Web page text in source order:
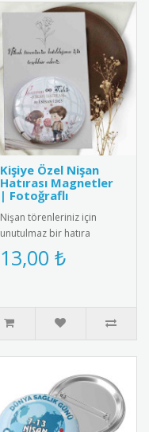
Kişiye Özel Nişan
Hatırası Magnetler
| Fotoğraflı
Nişan törenleriniz için
unutulmaz bir hatıra
olacak buzdolabı
magnetleri kişiye özel
13,00 ₺